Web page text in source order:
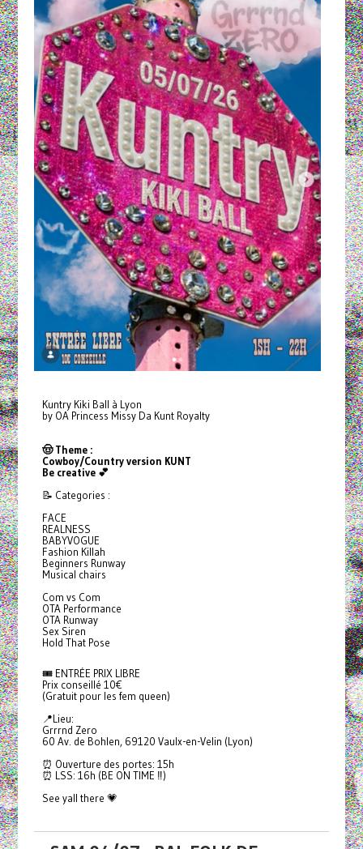
Kuntry Kiki Ball à Lyon
by OA Princess Missy Da Kunt Royalty
🤠 Theme :
Cowboy/Country version KUNT
Be creative 💕
📝 Categories :
FACE
REALNESS
BABYVOGUE
Fashion Killah
Beginners Runway
Musical chairs
Com vs Com
OTA Performance
OTA Runway
Sex Siren
Hold That Pose
🎟️ ENTRÉE PRIX LIBRE
Prix conseillé 10€
(Gratuit pour les fem queen)
📍Lieu:
Grrrnd Zero
60 Av. de Bohlen, 69120 Vaulx-en-Velin (Lyon)
⏰ Ouverture des portes: 15h
⏰ LSS: 16h (BE ON TIME ‼️)
See yall there 💗